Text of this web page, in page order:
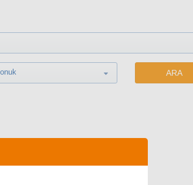
ARA